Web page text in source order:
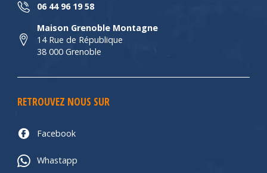
06 44 96 19 58
Maison Grenoble Montagne
14 Rue de République
38 000 Grenoble
RETROUVEZ NOUS SUR
Facebook
Whastapp